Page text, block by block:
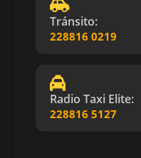
Tránsito:
228816 0219
Radio Taxi Elite:
228816 5127